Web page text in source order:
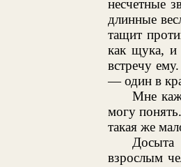
несчетные
длинные
тащит
как щука, и
встречу
— один в
Мне
могу
такая же
взрослым